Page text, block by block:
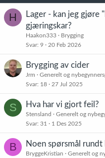
e
r
H
Lager - kan jeg gjøre
gjæringskar?
Haakon333
Brygging
Svar 9 20 Feb 2026
Brygging av cider
Jrm
Generelt og
Svar 18 27 Jul 2025
S Hva har vi gjort feil?
Stensland
Generelt og
Svar 31 1 Des 2025
B Noen spørsmål
BryggeKristian
Generelt og